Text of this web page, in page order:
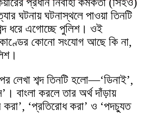
ঘটনায় ঘটনাস্থলে পাওয়া তিনটি
ধরে এগোচ্ছে পুলিশ। ওই
কোনো সংযোগ আছে কি না,
লেখা শব্দ তিনটি হলো—‘ডিনাই’,
বাংলা করলে তার অর্থ দাঁড়ায়
করা’, ‘প্রতিরোধ করা’ ও ‘পদচ্যুত